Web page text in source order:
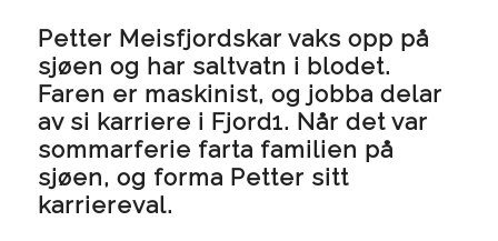
Petter Meisfjordskar vaks opp på
sjøen og har saltvatn i blodet.
Faren er maskinist, og jobba delar
av si karriere i Fjord1. Når det var
sommarferie farta familien på
sjøen, og forma Petter sitt
karriereval.